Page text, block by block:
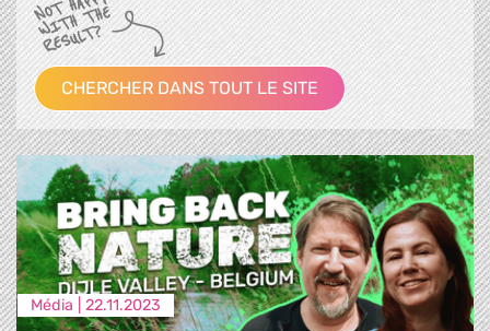
CHERCHER DANS TOUT LE SITE
Média | 22.11.2023